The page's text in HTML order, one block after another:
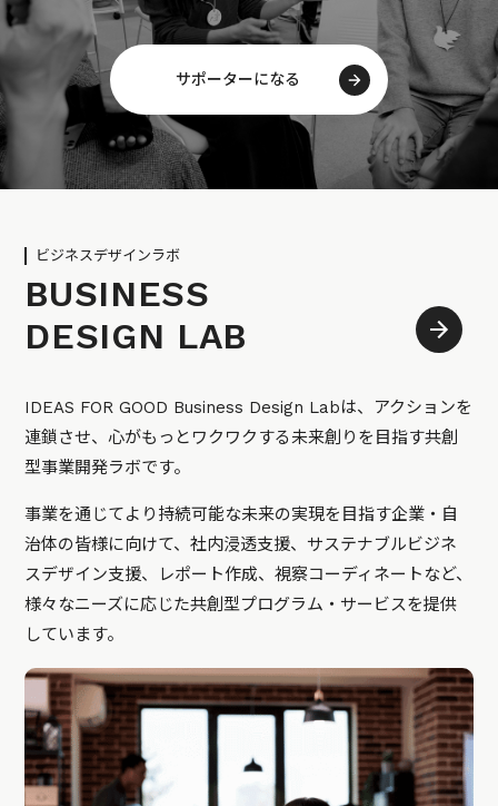
サポーターになる
ビジネスデザインラボ
BUSINESS
DESIGN LAB
IDEAS FOR GOOD Business Design Labは、アクションを
連鎖させ、心がもっとワクワクする未来創りを目指す共創
型事業開発ラボです。
事業を通じてより持続可能な未来の実現を目指す企業・自
治体の皆様に向けて、社内浸透支援、サステナブルビジネ
スデザイン支援、レポート作成、視察コーディネートなど、
様々なニーズに応じた共創型プログラム・サービスを提供
しています。